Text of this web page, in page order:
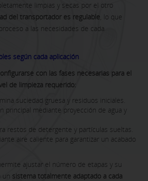
limpias y secas por el otro
del transportador es regulable, lo que
a las necesidades de cada
según cada aplicación
con las fases necesarias para el
de limpieza requerido:
suciedad gruesa y residuos iniciales.
principal mediante proyección de agua y
restos de detergente y partículas sueltas.
aire caliente para garantizar un acabado
ajustar el número de etapas y su
un sistema totalmente adaptado a cada